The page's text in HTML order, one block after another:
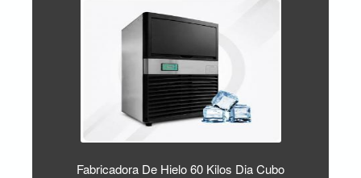
Fabricadora De Hielo 60 Kilos Dia Cubo